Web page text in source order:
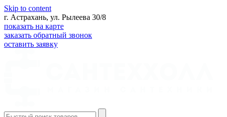
Skip to content
г. Астрахань, ул. Рылеева 30/8
показать на карте
заказать обратный звонок
оставить заявку